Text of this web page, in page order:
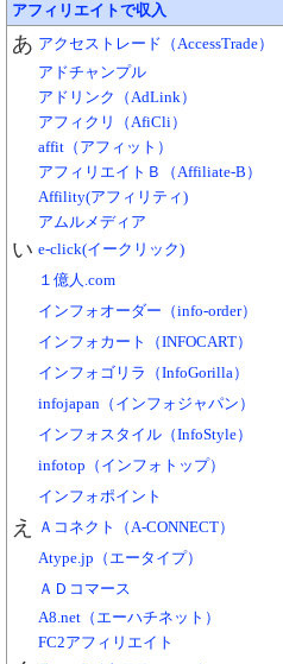
アフィリエイトで収入
あ アクセストレード（AccessTrade）
アドチャンプル
アドリンク（AdLink）
アフィクリ（AfiCli）
affit（アフィット）
アフィリエイトＢ（Affiliate-B）
Affility(アフィリティ)
アムルメディア
い e-click(イークリック)
１億人.com
インフォオーダー（info-order）
インフォカート（INFOCART）
インフォゴリラ（InfoGorilla）
infojapan（インフォジャパン）
インフォスタイル（InfoStyle）
infotop（インフォトップ）
インフォポイント
え
Ａコネクト（A-CONNECT）
Atype.jp（エータイプ）
ＡＤコマース
A8.net（エーハチネット）
FC2アフィリエイト